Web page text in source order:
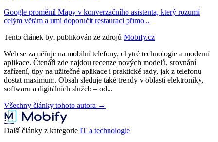
Google proměnil Mapy v konverzačního asistenta, který rozumí
celým větám a umí doporučit restauraci přímo...
Tento článek byl publikován ze zdrojů Mobify.cz
Web se zaměřuje na mobilní telefony, chytré technologie a moderní
aplikace. Čtenáři zde najdou recenze nových modelů, srovnání
zařízení, tipy na užitečné aplikace i praktické rady, jak z telefonu
dostat maximum. Obsah sleduje také trendy v oblasti elektroniky,
softwaru a digitálních služeb – od...
Všechny články tohoto autora →
Další články z kategorie IT a technologie